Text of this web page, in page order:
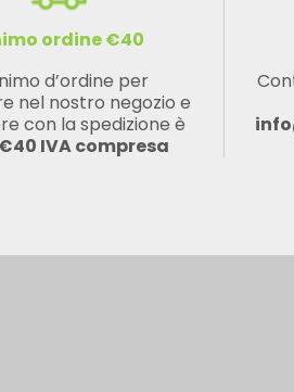
ordine €40
d’ordine per
nel nostro negozio e
con la spedizione è
€40 IVA compresa